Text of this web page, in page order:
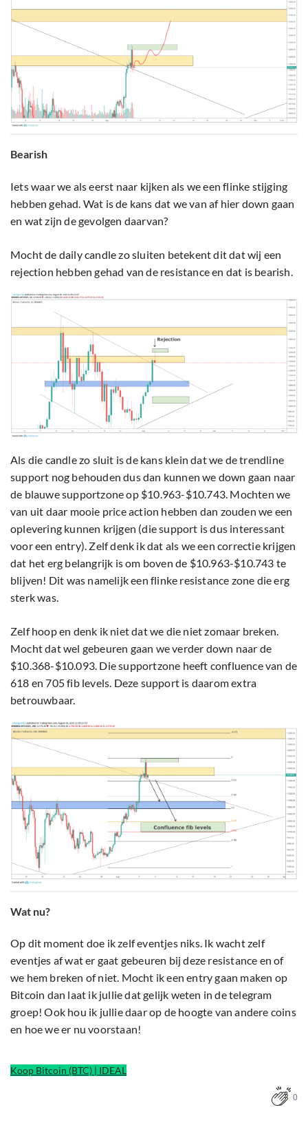
Bearish
Iets waar we als eerst naar kijken als we een flinke stijging
hebben gehad. Wat is de kans dat we van af hier down gaan
en wat zijn de gevolgen daarvan?
Mocht de daily candle zo sluiten betekent dit dat wij een
rejection hebben gehad van de resistance en dat is bearish.
Als die candle zo sluit is de kans klein dat we de trendline
support nog behouden dus dan kunnen we down gaan naar
de blauwe supportzone op $10.963-$10.743. Mochten we
van uit daar mooie price action hebben dan zouden we een
oplevering kunnen krijgen (die support is dus interessant
voor een entry). Zelf denk ik dat als we een correctie krijgen
dat het erg belangrijk is om boven de $10.963-$10.743 te
blijven! Dit was namelijk een flinke resistance zone die erg
sterk was.
Zelf hoop en denk ik niet dat we die niet zomaar breken.
Mocht dat wel gebeuren gaan we verder down naar de
$10.368-$10.093. Die supportzone heeft confluence van de
618 en 705 fib levels. Deze support is daarom extra
betrouwbaar.
Wat nu?
Op dit moment doe ik zelf eventjes niks. Ik wacht zelf
eventjes af wat er gaat gebeuren bij deze resistance en of
we hem breken of niet. Mocht ik een entry gaan maken op
Bitcoin dan laat ik jullie dat gelijk weten in de telegram
groep! Ook hou ik jullie daar op de hoogte van andere coins
en hoe we er nu voorstaan!
Koop Bitcoin (BTC) | IDEAL
0